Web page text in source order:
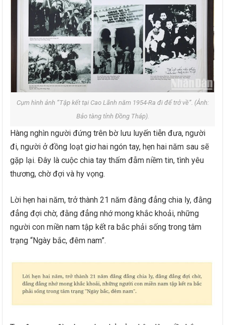
Cụm hình ảnh “Tập kết tại Cao Lãnh năm 1954-Ra đi để trở về”. (Ảnh:
Bảo tàng tỉnh Đồng Tháp).
Hàng nghìn người đứng trên bờ lưu luyến tiễn đưa, người
đi, người ở đồng loạt giơ hai ngón tay, hẹn hai năm sau sẽ
gặp lại. Đây là cuộc chia tay thấm đẫm niềm tin, tình yêu
thương, chờ đợi và hy vọng.
Lời hẹn hai năm, trở thành 21 năm đằng đẳng chia ly, đằng
đẳng đợi chờ, đằng đẳng nhớ mong khắc khoải, những
người con miền nam tập kết ra bắc phải sống trong tâm
trạng “Ngày bắc, đêm nam”.